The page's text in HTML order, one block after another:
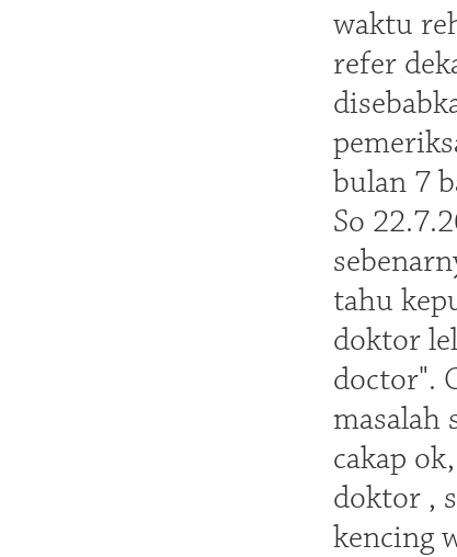
waktu
refer
bulan 7
So
tahu
doktor
doctor".
masalah
cakap
doktor ,
kencing